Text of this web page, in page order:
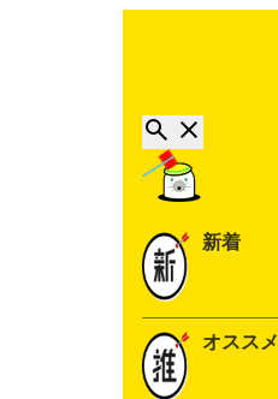
新着
オススメ